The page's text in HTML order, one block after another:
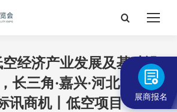
搜
经济产业发展及基础设
长三角·嘉兴·河北等地的
讯商机丨低空项目
展商报名